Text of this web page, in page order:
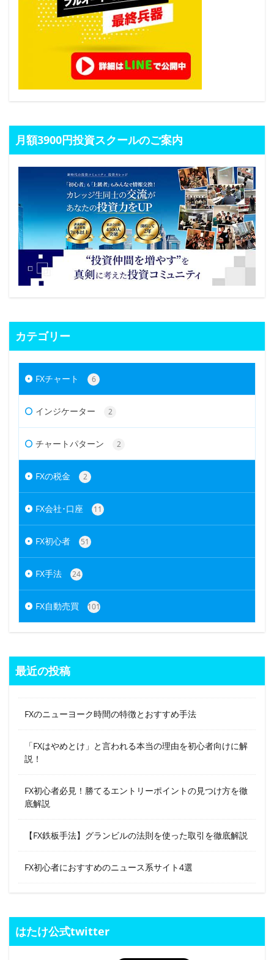
月額3900円投資スクールのご案内
カテゴリー
FXチャート 6
インジケーター 2
チャートパターン 2
FXの税金 2
FX会社･口座 11
FX初心者 51
FX手法 24
FX自動売買 101
最近の投稿
FXのニューヨーク時間の特徴とおすすめ手法
「FXはやめとけ」と言われる本当の理由を初心者向けに解
説！
FX初心者必見！勝てるエントリーポイントの見つけ方を徹
底解説
【FX鉄板手法】グランビルの法則を使った取引を徹底解説
FX初心者におすすめのニュース系サイト4選
はたけ公式twitter